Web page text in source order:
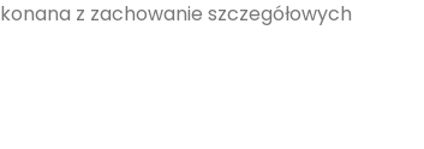
z zachowanie szczegółowych